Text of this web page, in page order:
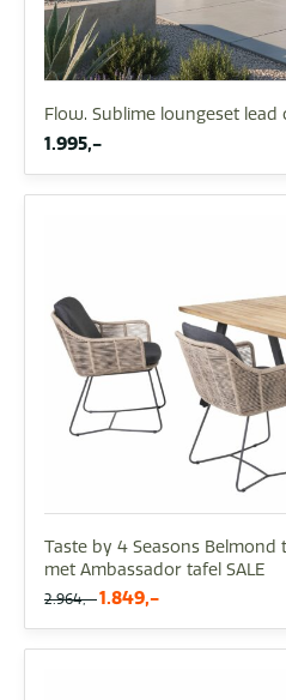
Flow. Sublime loungeset lead
1.995,-
Taste by 4 Seasons Belmond
met Ambassador tafel SALE
2.964,- 1.849,-